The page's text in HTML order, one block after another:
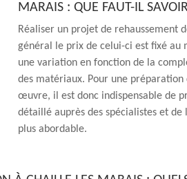
MARAIS : QUE FAUT-IL
Réaliser un projet de rehaussement
général le prix de celui-ci est fixé
une variation en fonction de la
des matériaux. Pour une préparation
œuvre, il est donc indispensable de
détaillé auprès des spécialistes et
plus abordable.